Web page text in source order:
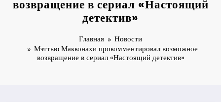
возвращение в сериал «Настоящий
детектив»
Главная
Новости
Мэттью Макконахи прокомментировал возможное
возвращение в сериал «Настоящий детектив»